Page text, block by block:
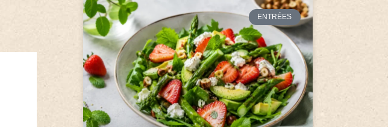
ENTRÉES